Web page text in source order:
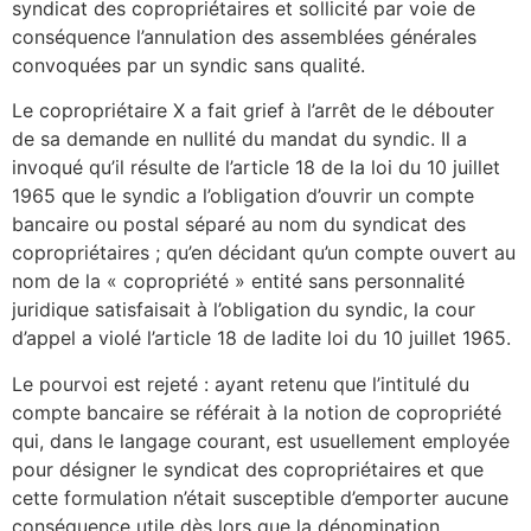
syndicat des copropriétaires et sollicité par voie de
conséquence l’annulation des assemblées générales
convoquées par un syndic sans qualité.
Le copropriétaire X a fait grief à l’arrêt de le débouter
de sa demande en nullité du mandat du syndic. Il a
invoqué qu’il résulte de l’article 18 de la loi du 10 juillet
1965 que le syndic a l’obligation d’ouvrir un compte
bancaire ou postal séparé au nom du syndicat des
copropriétaires ; qu’en décidant qu’un compte ouvert au
nom de la « copropriété » entité sans personnalité
juridique satisfaisait à l’obligation du syndic, la cour
d’appel a violé l’article 18 de ladite loi du 10 juillet 1965.
Le pourvoi est rejeté : ayant retenu que l’intitulé du
compte bancaire se référait à la notion de copropriété
qui, dans le langage courant, est usuellement employée
pour désigner le syndicat des copropriétaires et que
cette formulation n’était susceptible d’emporter aucune
conséquence utile dès lors que la dénomination